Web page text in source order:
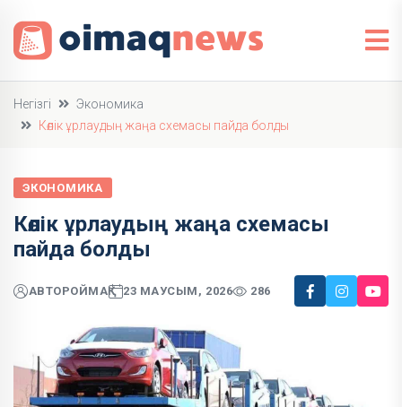
Негізгі
Экономика
Көлік ұрлаудың жаңа схемасы пайда болды
ЭКОНОМИКА
Көлік ұрлаудың жаңа схемасы
пайда болды
АВТОРОЙМАҚ 23 МАУСЫМ, 2026 286